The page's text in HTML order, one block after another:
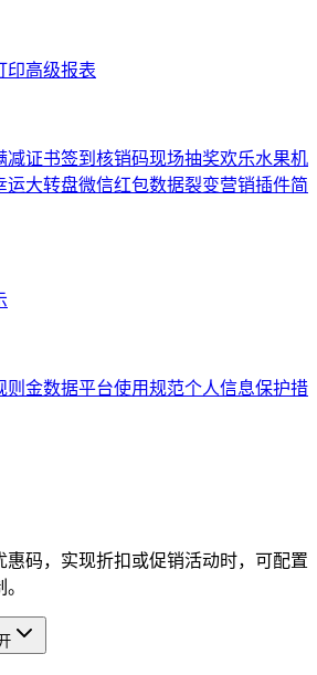
印高级报表
减证书签到核销码现场抽奖欢乐水果机
运大转盘微信红包数据裂变营销插件简
则金数据平台使用规范个人信息保护措
惠码，实现折扣或促销活动时，可配置